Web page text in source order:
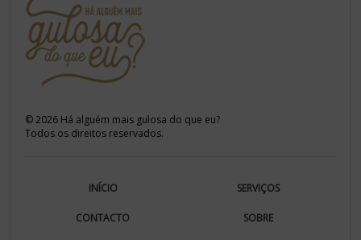
©2026 Há alguém mais gulosa do que eu?
Todos os direitos reservados.
INÍCIO SERVIÇOS
CONTACTO SOBRE